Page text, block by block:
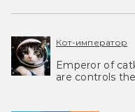
Кот-император
Emperor of
are controls